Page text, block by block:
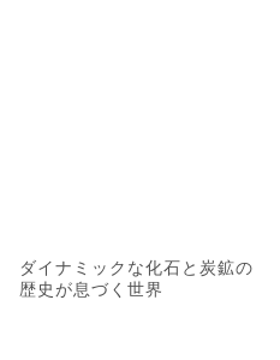
ダイナミックな化石と炭鉱の
歴史が息づく世界